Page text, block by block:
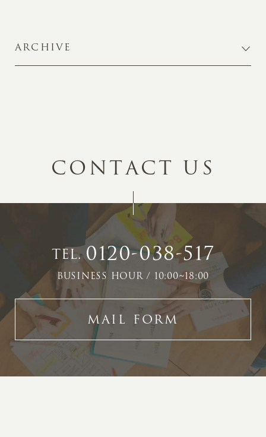
ARCHIVE
CONTACT US
TEL.0120-038-517
BUSINESS HOUR / 10:00~18:00
MAIL FORM